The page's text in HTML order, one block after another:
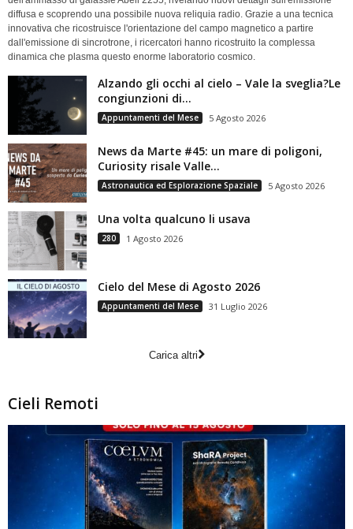
diffusa e scoprendo una possibile nuova reliquia radio. Grazie a una tecnica
innovativa che ricostruisce l'orientazione del campo magnetico a partire
dall'emissione di sincrotrone, i ricercatori hanno ricostruito la complessa
dinamica che plasma questo enorme laboratorio cosmico.
Alzando gli occhi al cielo – Vale la sveglia?Le
congiunzioni di...
Appuntamenti del Mese 5 Agosto 2026
News da Marte #45: un mare di poligoni,
Curiosity risale Valle...
Astronautica ed Esplorazione Spaziale 5 Agosto 2026
Una volta qualcuno li usava
280 1 Agosto 2026
Cielo del Mese di Agosto 2026
Appuntamenti del Mese 31 Luglio 2026
Carica altri
Cieli Remoti